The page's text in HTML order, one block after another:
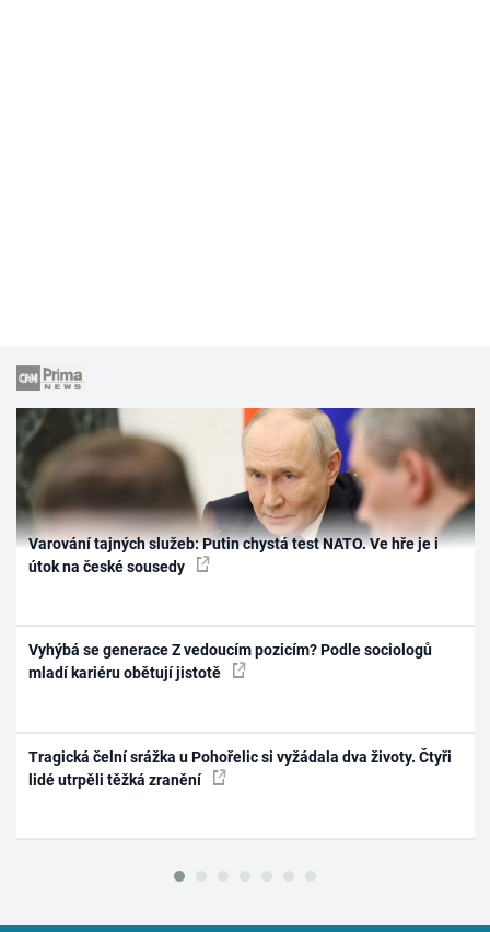
Varování tajných služeb: Putin chystá test NATO. Ve hře je i
útok na české sousedy
Vyhýbá se generace Z vedoucím pozicím? Podle sociologů
mladí kariéru obětují jistotě
Tragická čelní srážka u Pohořelic si vyžádala dva životy. Čtyři
lidé utrpěli těžká zranění